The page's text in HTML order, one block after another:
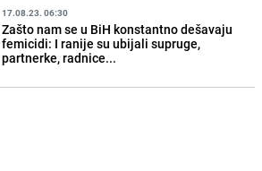
17.08.23. 06:30
Zašto nam se u BiH konstantno dešavaju
femicidi: I ranije su ubijali supruge,
partnerke, radnice...